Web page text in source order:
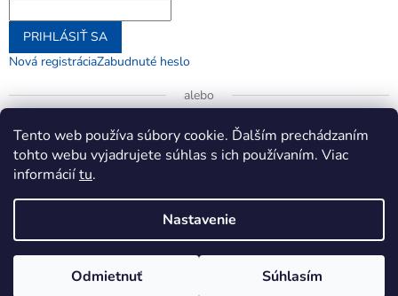
Tento web používa súbory cookie. Ďalším prechádzaním
tohto webu vyjadrujete súhlas s ich používaním. Viac
informáciítu.
Nastavenie
Odmietnuť Súhlasím
PRIHLÁSIŤ SA
Nová registráciaZabudnuté heslo
alebo
Prihlásiť sa cez Google
Copyright 2026jenifer.sk. Všetky práva vyhradené.Upraviť